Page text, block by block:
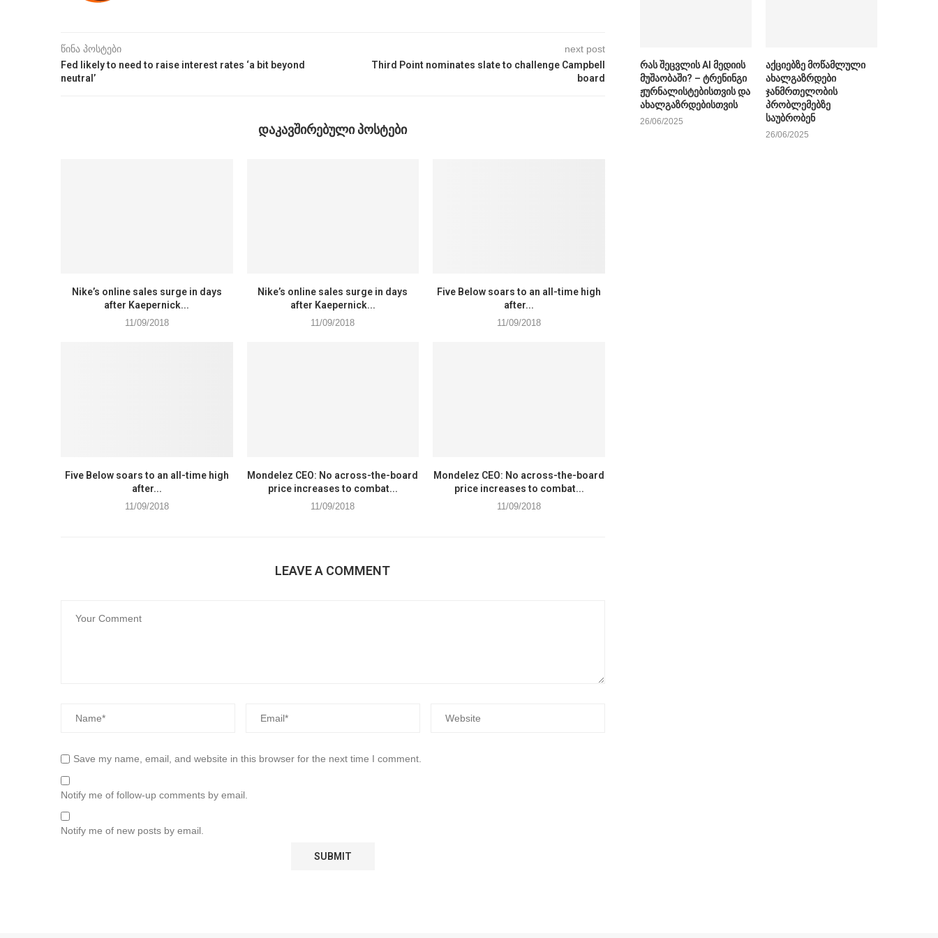
წინა პოსტები
Fed likely to need to raise interest rates ‘a bit beyond
neutral’
next post
Third Point nominates slate to challenge Campbell
board
ᲓᲐᲙᲐᲕᲨᲘᲠᲔᲑᲣᲚᲘ ᲞᲝᲡᲢᲔᲑᲘ
Nike’s online sales surge in days
after Kaepernick...
11/09/2018
Nike’s online sales surge in days
after Kaepernick...
11/09/2018
Five Below soars to an all-time high
after...
11/09/2018
Five Below soars to an all-time high
after...
11/09/2018
Mondelez CEO: No across-the-board
price increases to combat...
11/09/2018
Mondelez CEO: No across-the-board
price increases to combat...
11/09/2018
LEAVE A COMMENT
Save my name, email, and website in this browser for the next time I comment.
Notify me of follow-up comments by email.
Notify me of new posts by email.
რას შეცვლის AI მედიის
მუშაობაში? – ტრენინგი
ჟურნალისტებისთვის და
ახალგაზრდებისთვის
26/06/2025
აქციებზე მოწამლული
ახალგაზრდები
ჯანმრთელობის
პრობლემებზე
საუბრობენ
26/06/2025